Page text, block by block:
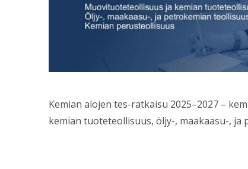
Kemian alojen tes-ratkaisu 2025–2027 –
kemian tuoteteollisuus, öljy-, maakaasu-, ja